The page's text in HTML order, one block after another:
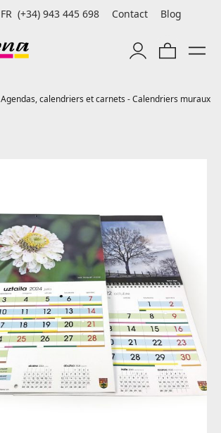
FR (+34) 943 445 698 Contact Blog
Agendas, calendriers et carnets -Calendriers muraux